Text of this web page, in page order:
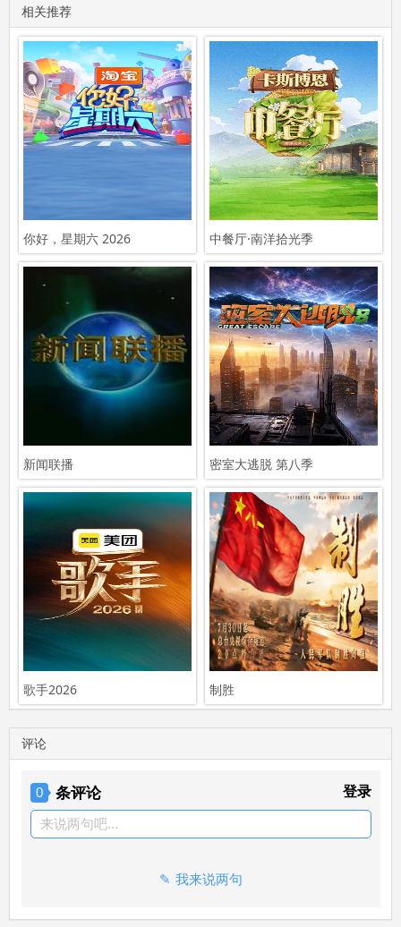
相关推荐
你好，星期六 2026 中餐厅·南洋拾光季
新闻联播 密室大逃脱 第八季
歌手2026 制胜
评论
0 条评论 登录
来说两句吧...
我来说两句